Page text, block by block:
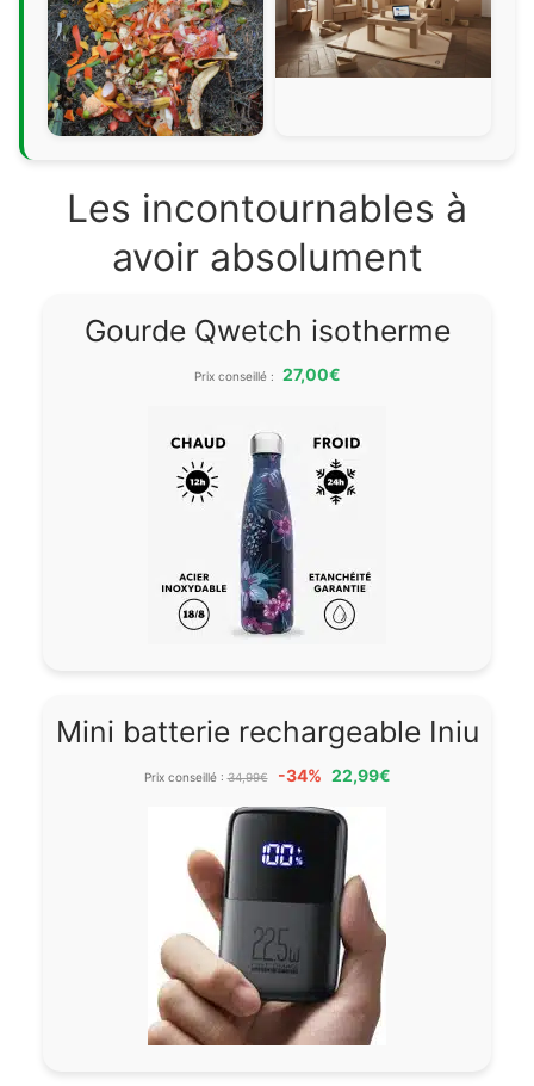
Les incontournables à
avoir absolument
Gourde Qwetch isotherme
Prix conseillé : 27,00€
Mini batterie rechargeable Iniu
Prix conseillé :34,99€ -34% 22,99€